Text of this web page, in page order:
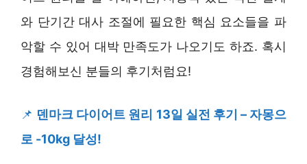
와 단기간 대사 조절에 필요한 핵심 요소들을 파
악할 수 있어 대박 만족도가 나오기도 하죠. 혹시
경험해보신 분들의 후기처럼요!
📌 덴마크 다이어트 원리 13일 실전 후기 – 자몽으
로 -10kg 달성!